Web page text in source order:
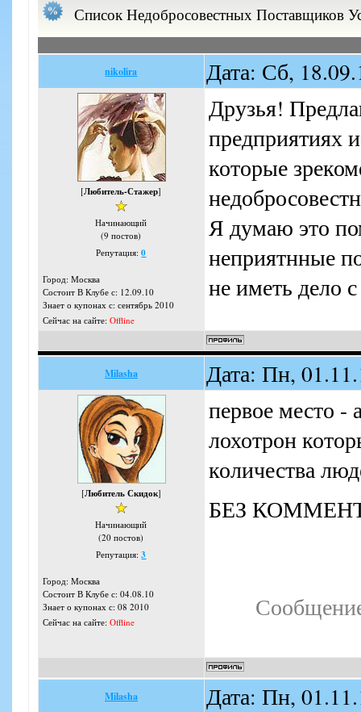
Список Недобросовестных Поставщиков
nikolira Дата: Сб,
[Любитель-Стажер]
Начинающий
(9 постов)
Репутация:0
Город: Москва
Состоит В Клубе с: 12.09.10
Знает о купонах с: сентябрь 2010
Сейчас на сайте: Offline
Друзья!
предприятиях
которые
Я думаю это
неприятнные
не иметь дело
Milasha Дата: Пн,
[Любитель Скидок]
Начинающий
(20 постов)
Репутация:3
Город: Москва
Состоит В Клубе с: 04.08.10
Знает о купонах с: 08 2010
Сейчас на сайте: Offline
первое место -
лохотрон
количества
БЕЗ
Milasha Дата: Пн,